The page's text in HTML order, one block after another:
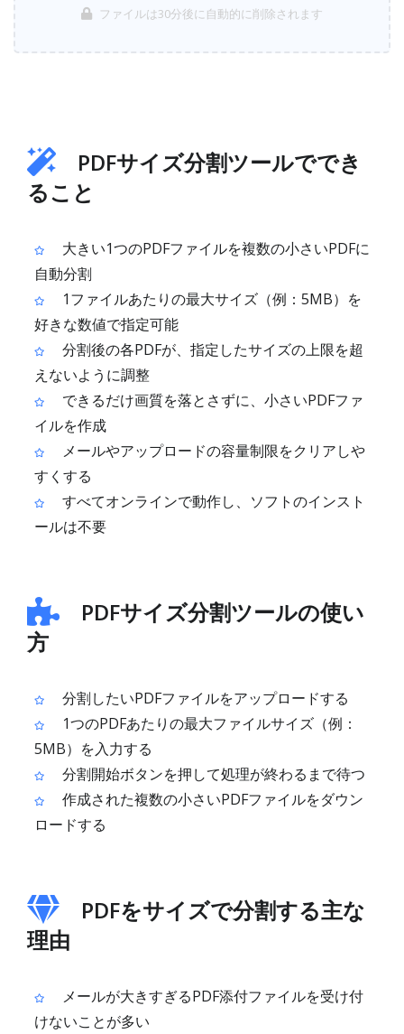
ファイルは30分後に自動的に削除されます
PDFサイズ分割ツールででき
ること
大きい1つのPDFファイルを複数の小さいPDFに
自動分割
1ファイルあたりの最大サイズ（例：5MB）を
好きな数値で指定可能
分割後の各PDFが、指定したサイズの上限を超
えないように調整
できるだけ画質を落とさずに、小さいPDFファ
イルを作成
メールやアップロードの容量制限をクリアしや
すくする
すべてオンラインで動作し、ソフトのインスト
ールは不要
PDFサイズ分割ツールの使い
方
分割したいPDFファイルをアップロードする
1つのPDFあたりの最大ファイルサイズ（例：
5MB）を入力する
分割開始ボタンを押して処理が終わるまで待つ
作成された複数の小さいPDFファイルをダウン
ロードする
PDFをサイズで分割する主な
理由
メールが大きすぎるPDF添付ファイルを受け付
けないことが多い